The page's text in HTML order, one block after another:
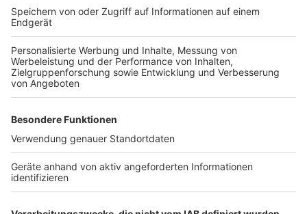
erzeugten unangenehme Zugluft. Zudem wälzten sie
die Raumluft nur um und könnten die notwendige
Zufuhr frischer Luft daher nicht ersetzen. Befürworter
verweisen auf den technischen Nutzen mobiler Filter
bei der Virenreduktion und plädieren für ein
Zusammenspiel aller Maßnahmen, um die
Infektionsgefahr einzudämmen. «Fachgerecht
um während der Dauer der Pandemie die
Wahrscheinlichkeit indirekter Infektionen zu
minimieren», heißt es auch beim UBA.
(dpa)